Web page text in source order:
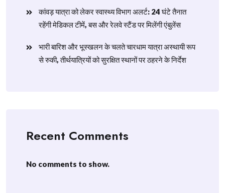
​कांवड़ यात्रा को लेकर स्वास्थ्य विभाग अलर्ट: 24 घंटे तैनात
रहेंगी मेडिकल टीमें, बस और रेलवे स्टैंड पर मिलेंगी एंबुलेंस
​भारी बारिश और भूस्खलन के चलते चारधाम यात्रा अस्थायी रूप
से रुकी, तीर्थयात्रियों को सुरक्षित स्थानों पर ठहरने के निर्देश
Recent Comments
No comments to show.